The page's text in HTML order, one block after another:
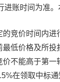
进账时间为准。
竞价时间内
低价格及所
不能高于第一
在领取中标